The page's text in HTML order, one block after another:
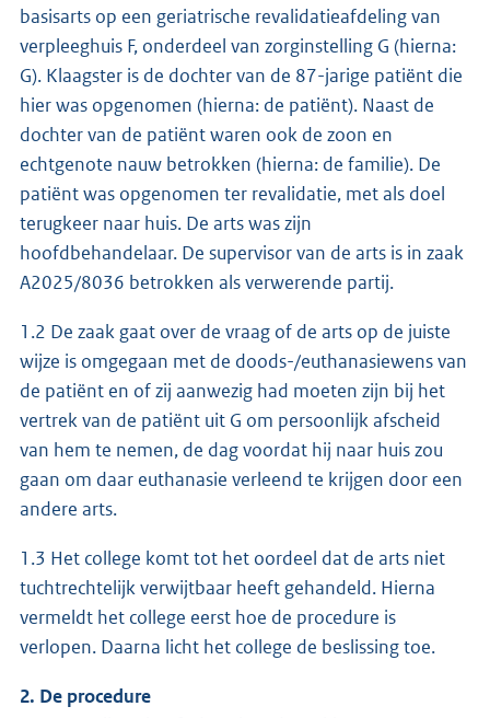
basisarts op een geriatrische revalidatieafdeling van
verpleeghuis F, onderdeel van zorginstelling G (hierna:
G). Klaagster is de dochter van de 87-jarige patiënt die
hier was opgenomen (hierna: de patiënt). Naast de
dochter van de patiënt waren ook de zoon en
echtgenote nauw betrokken (hierna: de familie). De
patiënt was opgenomen ter revalidatie, met als doel
terugkeer naar huis. De arts was zijn
hoofdbehandelaar. De supervisor van de arts is in zaak
A2025/8036 betrokken als verwerende partij.
1.2 De zaak gaat over de vraag of de arts op de juiste
wijze is omgegaan met de doods-/euthanasiewens van
de patiënt en of zij aanwezig had moeten zijn bij het
vertrek van de patiënt uit G om persoonlijk afscheid
van hem te nemen, de dag voordat hij naar huis zou
gaan om daar euthanasie verleend te krijgen door een
andere arts.
1.3 Het college komt tot het oordeel dat de arts niet
tuchtrechtelijk verwijtbaar heeft gehandeld. Hierna
vermeldt het college eerst hoe de procedure is
verlopen. Daarna licht het college de beslissing toe.
2. De procedure